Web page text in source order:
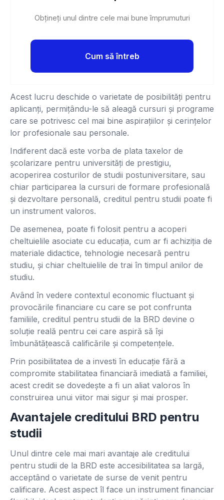
Obțineți unul dintre cele mai bune împrumuturi
Cum să întreb
Acest lucru deschide o varietate de posibilități pentru
aplicanți, permițându-le să aleagă cursuri și programe
care se potrivesc cel mai bine aspirațiilor și cerințelor
lor profesionale sau personale.
Indiferent dacă este vorba de plata taxelor de
școlarizare pentru universități de prestigiu,
acoperirea costurilor de studii postuniversitare, sau
chiar participarea la cursuri de formare profesională
și dezvoltare personală, creditul pentru studii poate fi
un instrument valoros.
De asemenea, poate fi folosit pentru a acoperi
cheltuielile asociate cu educația, cum ar fi achiziția de
materiale didactice, tehnologie necesară pentru
studiu, și chiar cheltuielile de trai în timpul anilor de
studiu.
Având în vedere contextul economic fluctuant și
provocările financiare cu care se pot confrunta
familiile, creditul pentru studii de la BRD devine o
soluție reală pentru cei care aspiră să își
îmbunătățească calificările și competențele.
Prin posibilitatea de a investi în educație fără a
compromite stabilitatea financiară imediată a familiei,
acest credit se dovedește a fi un aliat valoros în
construirea unui viitor mai sigur și mai prosper.
Avantajele creditului BRD pentru
studii
Unul dintre cele mai mari avantaje ale creditului
pentru studii de la BRD este accesibilitatea sa largă,
acceptând o varietate de surse de venit pentru
calificare. Acest aspect îl face un instrument financiar